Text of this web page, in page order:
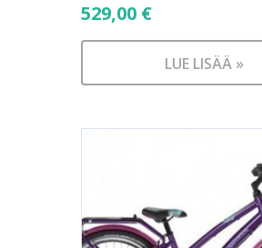
529,00 €
LUE LISÄÄ »